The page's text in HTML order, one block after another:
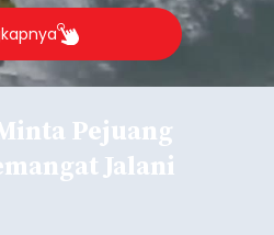
Pejuang
Jalani